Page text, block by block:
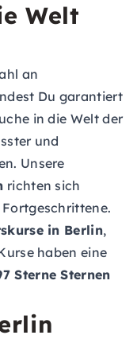
Welt
an
Du garantiert
in die Welt der
und
Unsere
richten sich
in Berlin,
haben eine
Sterne Sternen